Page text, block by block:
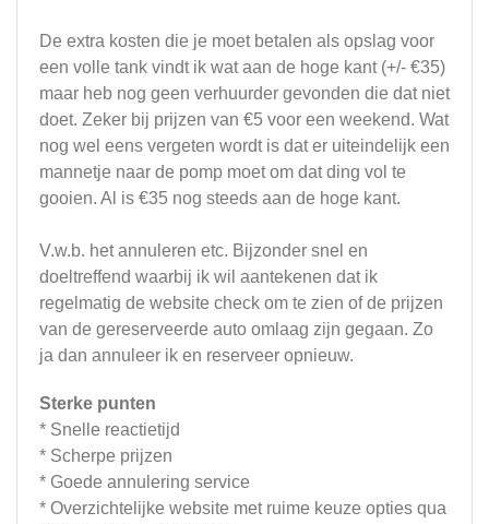
De extra kosten die je moet betalen als opslag voor
een volle tank vindt ik wat aan de hoge kant (+/- €35)
maar heb nog geen verhuurder gevonden die dat niet
doet. Zeker bij prijzen van €5 voor een weekend. Wat
nog wel eens vergeten wordt is dat er uiteindelijk een
mannetje naar de pomp moet om dat ding vol te
gooien. Al is €35 nog steeds aan de hoge kant.
V.w.b. het annuleren etc. Bijzonder snel en
doeltreffend waarbij ik wil aantekenen dat ik
regelmatig de website check om te zien of de prijzen
van de gereserveerde auto omlaag zijn gegaan. Zo
ja dan annuleer ik en reserveer opnieuw.
Sterke punten
* Snelle reactietijd
* Scherpe prijzen
* Goede annulering service
* Overzichtelijke website met ruime keuze opties qua